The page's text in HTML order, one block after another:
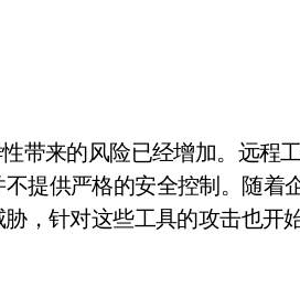
带来的风险已经增加。远程
提供严格的安全控制。随着
，针对这些工具的攻击也开